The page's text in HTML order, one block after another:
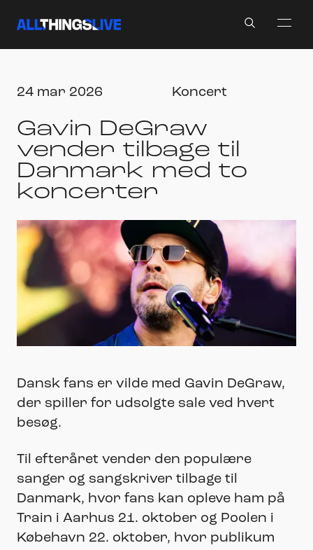
24 mar 2026 Koncert
Gavin DeGraw
vender tilbage til
Danmark med to
koncerter
Dansk fans er vilde med Gavin DeGraw,
der spiller for udsolgte sale ved hvert
besøg.
Til efteråret vender den populære
sanger og sangskriver tilbage til
Danmark, hvor fans kan opleve ham på
Train i Aarhus 21. oktober og Poolen i
Købehavn 22. oktober, hvor publikum